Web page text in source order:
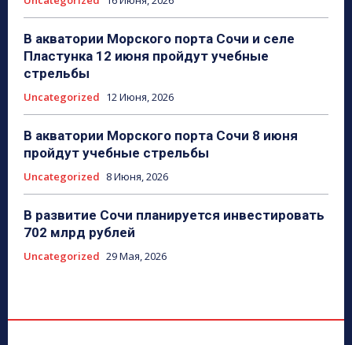
В акватории Морского порта Сочи и селе
Пластунка 12 июня пройдут учебные
стрельбы
Uncategorized 12 Июня, 2026
В акватории Морского порта Сочи 8 июня
пройдут учебные стрельбы
Uncategorized 8 Июня, 2026
В развитие Сочи планируется инвестировать
702 млрд рублей
Uncategorized 29 Мая, 2026